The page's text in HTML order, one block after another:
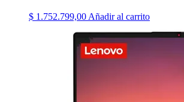
$ 1.752.799,00 Añadir al carrito